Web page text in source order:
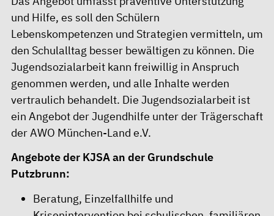
und Hilfe, es soll den Schülern
Lebenskompetenzen und Strategien vermitteln, um
den Schulalltag besser bewältigen zu können. Die
Jugendsozialarbeit kann freiwillig in Anspruch
genommen werden, und alle Inhalte werden
vertraulich behandelt. Die Jugendsozialarbeit ist
ein Angebot der Jugendhilfe unter der Trägerschaft
der AWO München-Land e.V.
Angebote der KJSA an der Grundschule
Putzbrunn:
Beratung, Einzelfallhilfe und